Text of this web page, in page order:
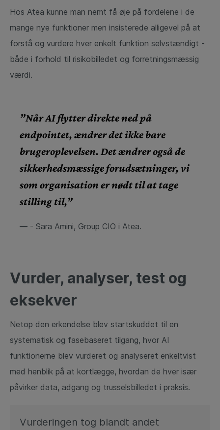
Hos Atea kunne man nemt få øje på fordelene i de
mange nye funktioner men insisterede alligevel på at
forstå og vurdere hver enkelt funktion selvstændigt -
både i forhold til risikobilledet og forretningsmæssig
værdi.
”Når AI flytter direkte ned på
endpointet, ændrer det ikke bare
brugeroplevelsen. Det ændrer også de
sikkerhedsmæssige forudsætninger, vi
som organisation er nødt til at tage
stilling til,”
— - Sara Amini, Group CIO i Atea.
Vurder, analyser, test og
eksekver
Netop den erkendelse blev startskuddet til en
systematisk og fasebaseret tilgang, hvor AI
funktionerne blev vurderet og analyseret enkeltvist
med henblik på at kortlægge, hvordan de hver især
påvirker data, adgang og trusselsbilledet i praksis.
Vurderingen tog blandt andet